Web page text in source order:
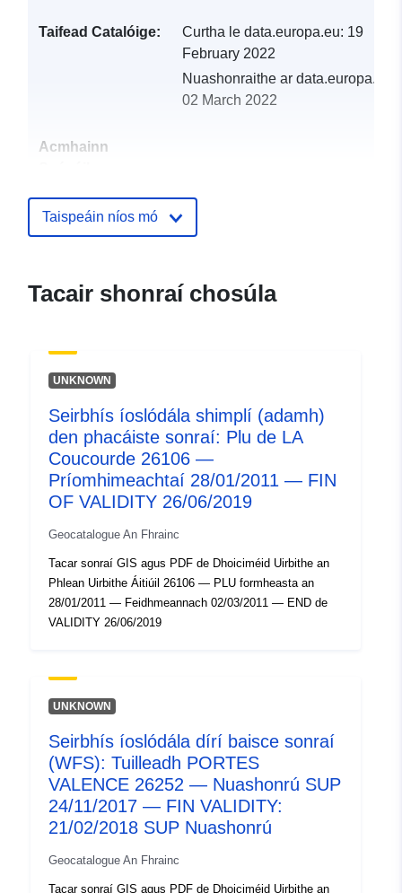
Taifead Catalóige: Curtha le data.europa.eu: 19
February 2022
Nuashonraithe ar data.europa.eu:
02 March 2022
Acmhainn
Aitheantóirí:
ide.developpement-
5b66-4408-9810-
41fd-9f28-b035d6bceb1f
Clóscríobh:
Acmhainn:
http://inspire.ec.europa.eu/
codelist/ResourceType/services
Taispeáin níos mó
Tacair shonraí chosúla
UNKNOWN
Seirbhís íoslódála shimplí (adamh)
den phacáiste sonraí: Plu de LA
Coucourde 26106 —
Príomhimeachtaí 28/01/2011 — FIN
OF VALIDITY 26/06/2019
Geocatalogue An Fhrainc
Tacar sonraí GIS agus PDF de Dhoiciméid Uirbithe an
Phlean Uirbithe Áitiúil 26106 — PLU formheasta an
28/01/2011 — Feidhmeannach 02/03/2011 — END de
VALIDITY 26/06/2019
UNKNOWN
Seirbhís íoslódála dírí baisce sonraí
(WFS): Tuilleadh PORTES
VALENCE 26252 — Nuashonrú SUP
24/11/2017 — FIN VALIDITY:
21/02/2018 SUP Nuashonrú
Geocatalogue An Fhrainc
Tacar sonraí GIS agus PDF de Dhoiciméid Uirbithe an